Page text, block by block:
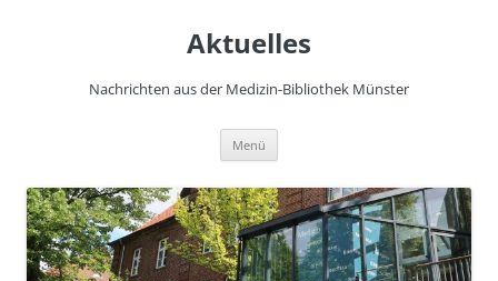
Aktuelles
Nachrichten aus der Medizin-Bibliothek Münster
Menü